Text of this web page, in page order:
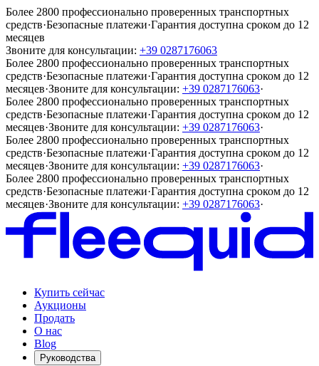
Более 2800 профессионально проверенных транспортных
средств·Безопасные платежи·Гарантия доступна сроком до 12
месяцев
Звоните для консультации: +39 0287176063
Более 2800 профессионально проверенных транспортных
средств·Безопасные платежи·Гарантия доступна сроком до 12
месяцев·Звоните для консультации: +39 0287176063·
Более 2800 профессионально проверенных транспортных
средств·Безопасные платежи·Гарантия доступна сроком до 12
месяцев·Звоните для консультации: +39 0287176063·
Более 2800 профессионально проверенных транспортных
средств·Безопасные платежи·Гарантия доступна сроком до 12
месяцев·Звоните для консультации: +39 0287176063·
Более 2800 профессионально проверенных транспортных
средств·Безопасные платежи·Гарантия доступна сроком до 12
месяцев·Звоните для консультации: +39 0287176063·
Купить сейчас
Аукционы
Продать
О нас
Blog
Руководства